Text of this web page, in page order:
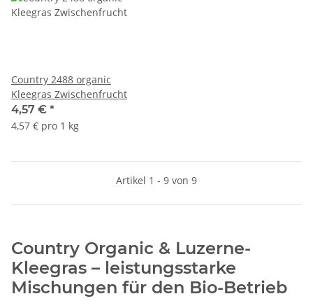
Country 2488 organic
Kleegras Zwischenfrucht
4,57 € *
4,57 € pro 1 kg
Artikel 1 - 9 von 9
Country Organic & Luzerne-
Kleegras – leistungsstarke
Mischungen für den Bio-Betrieb